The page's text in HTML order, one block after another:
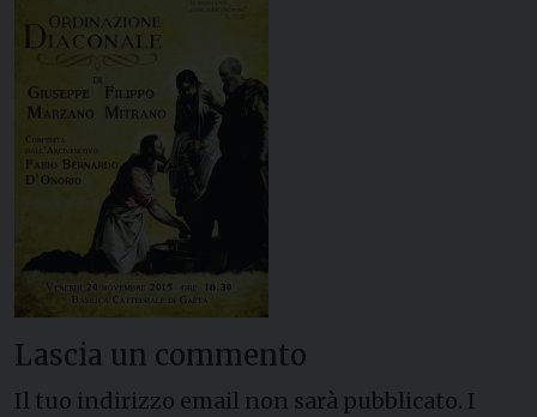
Lascia un commento
Il tuo indirizzo email non sarà pubblicato. I